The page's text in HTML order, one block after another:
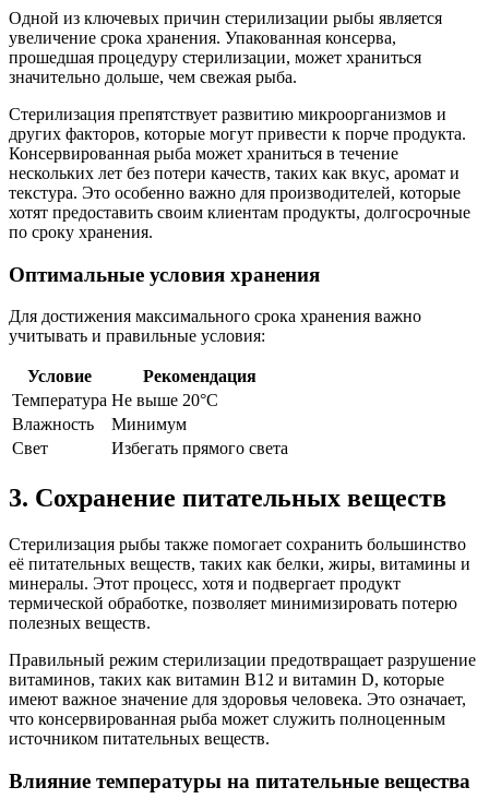
Одной из ключевых причин стерилизации рыбы является
увеличение срока хранения. Упакованная консерва,
прошедшая процедуру стерилизации, может храниться
значительно дольше, чем свежая рыба.
Стерилизация препятствует развитию микроорганизмов и
других факторов, которые могут привести к порче продукта.
Консервированная рыба может храниться в течение
нескольких лет без потери качеств, таких как вкус, аромат и
текстура. Это особенно важно для производителей, которые
хотят предоставить своим клиентам продукты, долгосрочные
по сроку хранения.
Оптимальные условия хранения
Для достижения максимального срока хранения важно
учитывать и правильные условия:
Условие
Рекомендация
Температура Не выше 20°C
Влажность
Минимум
Свет
Избегать прямого света
3. Сохранение питательных веществ
Стерилизация рыбы также помогает сохранить большинство
её питательных веществ, таких как белки, жиры, витамины и
минералы. Этот процесс, хотя и подвергает продукт
термической обработке, позволяет минимизировать потерю
полезных веществ.
Правильный режим стерилизации предотвращает разрушение
витаминов, таких как витамин B12 и витамин D, которые
имеют важное значение для здоровья человека. Это означает,
что консервированная рыба может служить полноценным
источником питательных веществ.
Влияние температуры на питательные вещества